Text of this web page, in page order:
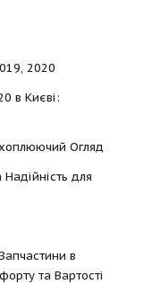
2020
в Києві:
Огляд
для
в
та Вартості